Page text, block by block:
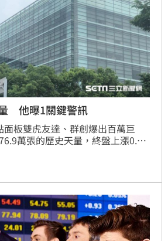
他曝1關鍵警訊
板雙虎友達、群創爆出百萬巨
萬張的歷史天量，終盤上漲0.6
元，漲幅2.55%，收在14.05
來日成交量超過100萬張，單日周
那就代表過熱了。（記者：戴玉翔